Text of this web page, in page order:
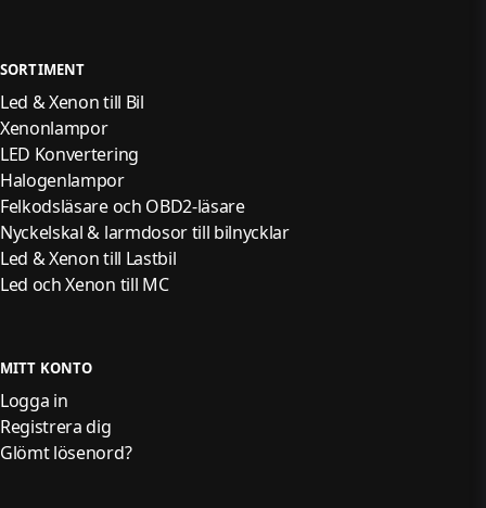
SORTIMENT
Led & Xenon till Bil
Xenonlampor
LED Konvertering
Halogenlampor
Felkodsläsare och OBD2-läsare
Nyckelskal & larmdosor till bilnycklar
Led & Xenon till Lastbil
Led och Xenon till MC
MITT KONTO
Logga in
Registrera dig
Glömt lösenord?